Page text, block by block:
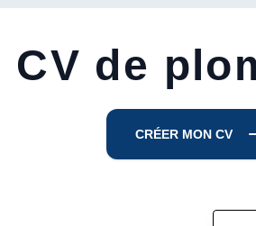
CV de
CRÉER MON CV